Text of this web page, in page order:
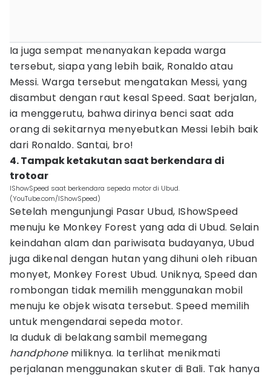
Ia juga sempat menanyakan kepada warga
tersebut, siapa yang lebih baik, Ronaldo atau
Messi. Warga tersebut mengatakan Messi, yang
disambut dengan raut kesal Speed. Saat berjalan,
ia menggerutu, bahwa dirinya benci saat ada
orang di sekitarnya menyebutkan Messi lebih baik
dari Ronaldo. Santai, bro!
4. Tampak ketakutan saat berkendara di
trotoar
IShowSpeed saat berkendara sepeda motor di Ubud.
(YouTube.com/IShowSpeed)
Setelah mengunjungi Pasar Ubud, IShowSpeed
menuju ke Monkey Forest yang ada di Ubud. Selain
keindahan alam dan pariwisata budayanya, Ubud
juga dikenal dengan hutan yang dihuni oleh ribuan
monyet, Monkey Forest Ubud. Uniknya, Speed dan
rombongan tidak memilih menggunakan mobil
menuju ke objek wisata tersebut. Speed memilih
untuk mengendarai sepeda motor.
Ia duduk di belakang sambil memegang
handphonemiliknya. Ia terlihat menikmati
perjalanan menggunakan skuter di Bali. Tak hanya